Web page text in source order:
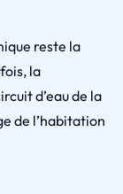
reste la
la
d’eau de la
de l’habitation